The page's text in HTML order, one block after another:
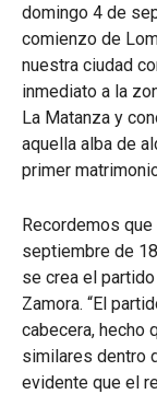
domingo 4 de
comienzo de
nuestra ciudad
inmediato a la
La Matanza y
aquella alba de
primer
Recordemos
septiembre de
se crea el
Zamora. “El
cabecera, hecho
similares dentro
evidente que el